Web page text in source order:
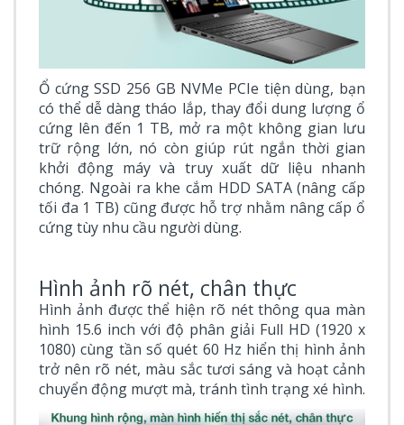
Ổ cứng SSD 256 GB NVMe PCIe tiện dùng, bạn
có thể dễ dàng tháo lắp, thay đổi dung lượng ổ
cứng lên đến 1 TB, mở ra một không gian lưu
trữ rộng lớn, nó còn giúp rút ngắn thời gian
khởi động máy và truy xuất dữ liệu nhanh
chóng. Ngoài ra khe cắm HDD SATA (nâng cấp
tối đa 1 TB) cũng được hỗ trợ nhằm nâng cấp ổ
cứng tùy nhu cầu người dùng.
Hình ảnh rõ nét, chân thực
Hình ảnh được thể hiện rõ nét thông qua màn
hình 15.6 inch với độ phân giải Full HD (1920 x
1080) cùng tần số quét 60 Hz hiển thị hình ảnh
trở nên rõ nét, màu sắc tươi sáng và hoạt cảnh
chuyển động mượt mà, tránh tình trạng xé hình.